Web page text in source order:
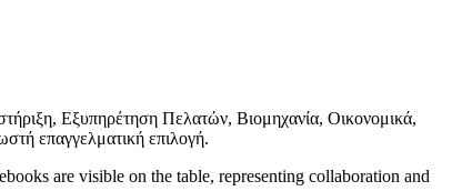
Εξυπηρέτηση Πελατών, Βιομηχανία, Οικονομικά,
επαγγελματική επιλογή.